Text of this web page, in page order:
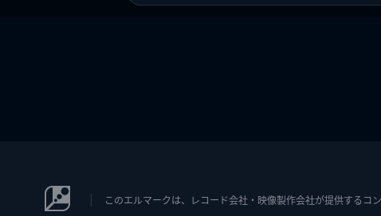
このエルマークは、レコード会社・映像製作会社が提供するコ